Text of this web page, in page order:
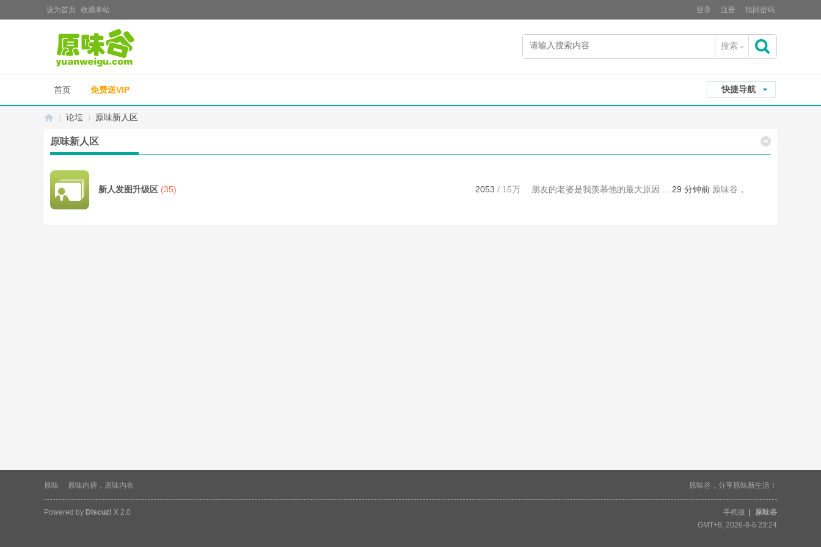
设为首页 收藏本站 登录 注册 找回密码
搜索
快捷导航
首页 免费送VIP
原»
论坛
›
原味新人区
原味新人区
新人发图升级区 (35) 2053 / 15万 朋友的老婆是我羡慕他的最大原因 ... 29 分钟前 原味谷，
原味 原味内裤，原味内衣 原味谷，分享原味新生活！
手机版
原味谷
GMT+8, 2026-8-6 23:24
Powered by Discuz! X 2.0